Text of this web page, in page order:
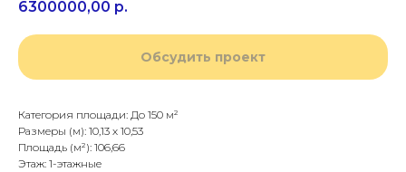
6300000,00 р.
Обсудить проект
Категория площади: До 150 м²
Размеры (м): 10,13 х 10,53
Площадь (м²): 106,66
Этаж: 1-этажные